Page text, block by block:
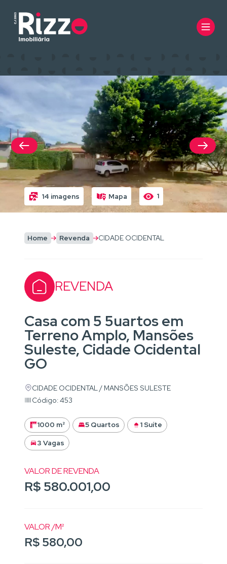
14 imagens Mapa 1
Home Revenda CIDADE OCIDENTAL
REVENDA
Casa com 5 5uartos em
Terreno Amplo, Mansões
Suleste, Cidade Ocidental
GO
CIDADE OCIDENTAL / MANSÕES SULESTE
Código: 453
1000 m² 5 Quartos
1 Suíte
3 Vagas
VALOR DE REVENDA
R$ 580.001,00
VALOR /M²
R$ 580,00